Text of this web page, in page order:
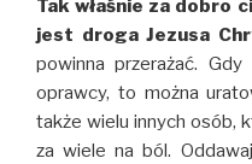
Tak właśnie za dobro
jest droga Jezusa
powinna przerażać.
oprawcy, to można
także wielu innych osób,
za wiele na ból.